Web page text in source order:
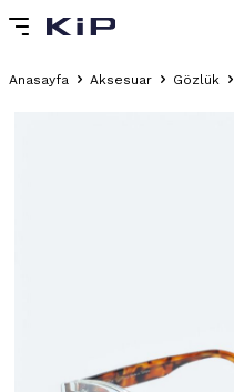
Anasayfa Aksesuar Gözlük